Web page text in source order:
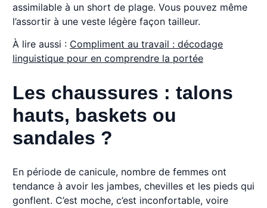
assimilable à un short de plage. Vous pouvez même
l’assortir à une veste légère façon tailleur.
À lire aussi : Compliment au travail : décodage
linguistique pour en comprendre la portée
Les chaussures : talons
hauts, baskets ou
sandales ?
En période de canicule, nombre de femmes ont
tendance à avoir les jambes, chevilles et les pieds qui
gonflent. C’est moche, c’est inconfortable, voire